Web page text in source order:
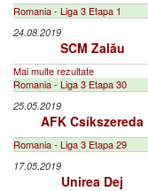
Romania - Liga 3 Etapa 1
24.08.2019
SCM Zalău
Mai multe rezultate
Romania - Liga 3 Etapa 30
25.05.2019
AFK Csíkszereda
Romania - Liga 3 Etapa 29
17.05.2019
Unirea Dej